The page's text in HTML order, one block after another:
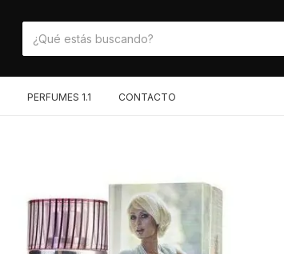
PERFUMES 1.1 CONTACTO